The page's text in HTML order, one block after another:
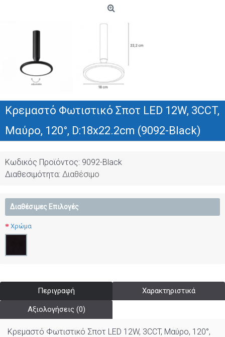
Κρεμαστό Φωτιστικό Σποτ LED 12W, 3CCT,
Μαύρο, 120°, D:18x22.2cm (9092-Black)
Κωδικός Προϊόντος: 9092-Black
Διαθεσιμότητα: Διαθέσιμο
Διαθέσιμες Επιλογές
Χρώμα
Περιγραφή Χαρακτηριστικά
Αξιολογήσεις (0)
Κρεμαστό Φωτιστικό Σποτ LED 12W, 3CCT, Μαύρο, 120°,